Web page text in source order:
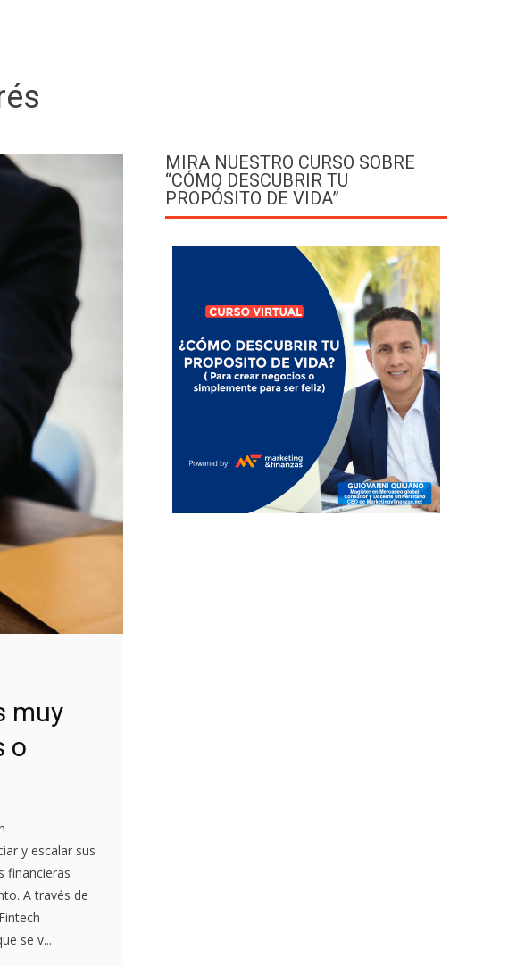
muy
o
y escalar sus
financieras
A través de
se v...
MIRA NUESTRO CURSO SOBRE
“CÓMO DESCUBRIR TU
PROPÓSITO DE VIDA”